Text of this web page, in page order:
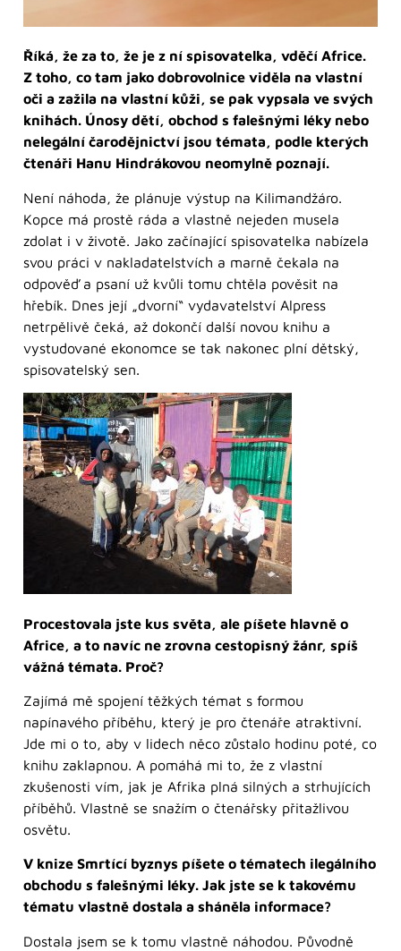
Říká, že za to, že je z ní spisovatelka, vděčí Africe.
Z toho, co tam jako dobrovolnice viděla na vlastní
oči a zažila na vlastní kůži, se pak vypsala ve svých
knihách. Únosy dětí, obchod s falešnými léky nebo
nelegální čarodějnictví jsou témata, podle kterých
čtenáři Hanu Hindrákovou neomylně poznají.
Není náhoda, že plánuje výstup na Kilimandžáro.
Kopce má prostě ráda a vlastně nejeden musela
zdolat i v životě. Jako začínající spisovatelka nabízela
svou práci v nakladatelstvích a marně čekala na
odpověď a psaní už kvůli tomu chtěla pověsit na
hřebík. Dnes její „dvorní“ vydavatelství Alpress
netrpělivě čeká, až dokončí další novou knihu a
vystudované ekonomce se tak nakonec plní dětský,
spisovatelský sen.
Procestovala jste kus světa, ale píšete hlavně o
Africe, a to navíc ne zrovna cestopisný žánr, spíš
vážná témata. Proč?
Zajímá mě spojení těžkých témat s formou
napínavého příběhu, který je pro čtenáře atraktivní.
Jde mi o to, aby v lidech něco zůstalo hodinu poté, co
knihu zaklapnou. A pomáhá mi to, že z vlastní
zkušenosti vím, jak je Afrika plná silných a strhujících
příběhů. Vlastně se snažím o čtenářsky přitažlivou
osvětu.
V knize Smrtící byznys píšete o tématech ilegálního
obchodu s falešnými léky. Jak jste se k takovému
tématu vlastně dostala a sháněla informace?
Dostala jsem se k tomu vlastně náhodou. Původně